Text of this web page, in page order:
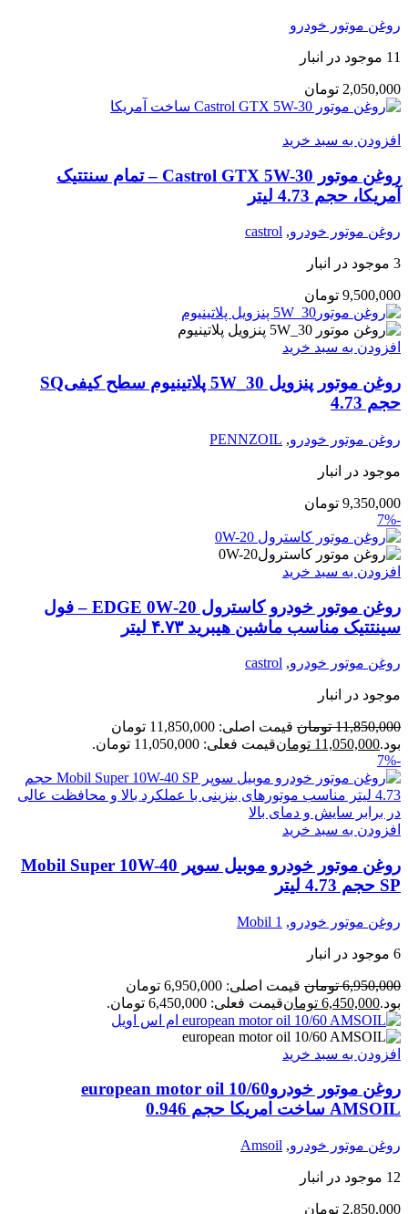
روغن موتور خودرو
11 موجود در انبار
2,050,000 تومان
افزودن به سبد خرید
روغن موتور Castrol GTX 5W-30 – تمام سنتتیک
آمریکا، حجم 4.73 لیتر
روغن موتور خودرو,
castrol
3 موجود در انبار
9,500,000 تومان
افزودن به سبد خرید
روغن موتور پنزویل 5W_30 پلاتینیوم سطح کیفیSQ
حجم 4.73
روغن موتور خودرو,
PENNZOIL
موجود در انبار
9,350,000 تومان
-7%
افزودن به سبد خرید
روغن موتور خودرو کاسترول EDGE 0W‑20 – فول
سینتتیک مناسب ماشین هیبرید ۴.۷۳ لیتر
روغن موتور خودرو,
castrol
موجود در انبار
11,850,000 تومان
قیمت اصلی: 11,850,000 تومان
بود.11,050,000 تومانقیمت فعلی: 11,050,000 تومان.
-7%
افزودن به سبد خرید
روغن موتور خودرو موبیل سوپر Mobil Super 10W-40
SP حجم 4.73 لیتر
روغن موتور خودرو,
Mobil 1
6 موجود در انبار
6,950,000 تومان
قیمت اصلی: 6,950,000 تومان
بود.6,450,000 تومانقیمت فعلی: 6,450,000 تومان.
افزودن به سبد خرید
روغن موتور خودروeuropean motor oil 10/60
AMSOIL ساخت امریکا حجم 0.946
روغن موتور خودرو,
Amsoil
12 موجود در انبار
2,850,000 تومان